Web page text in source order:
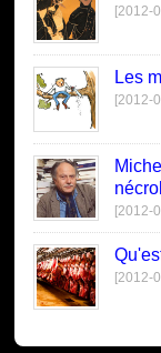
[2012-
Les
[2012-
[2012-
[2012-